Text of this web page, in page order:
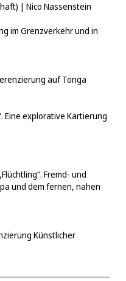
| Nico Nassenstein
im Grenzverkehr und in
auf Tonga
Eine explorative Kartierung
Fremd- und
und dem fernen, nahen
Künstlicher